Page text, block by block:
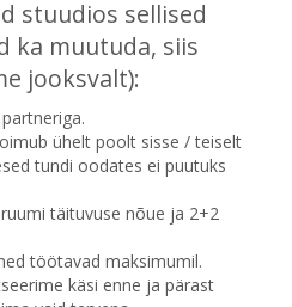
stuudios sellised
ka muutuda, siis
jooksvalt):
ühelt poolt sisse / teiselt
tundi oodates ei puutuks
täituvuse nõue ja 2+2
töötavad maksimumil.
käsi enne ja pärast